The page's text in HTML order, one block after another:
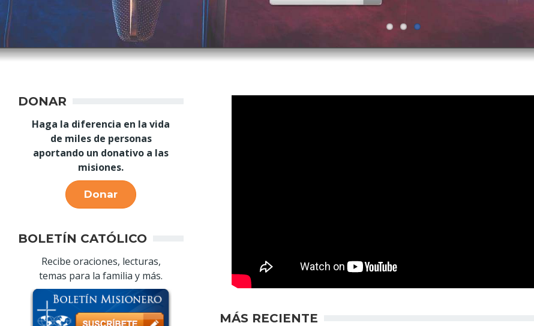
DONAR
Haga la diferencia en la vida
de miles de personas
aportando un donativo a las
misiones.
Donar
BOLETÍN CATÓLICO
Recibe oraciones, lecturas,
temas para la familia y más.
MÁS RECIENTE